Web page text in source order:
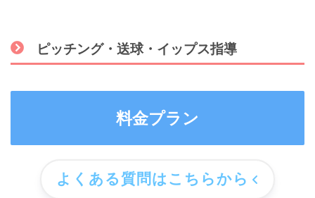
ピッチング・送球・イップス指導
料金プラン
よくある質問はこちらから